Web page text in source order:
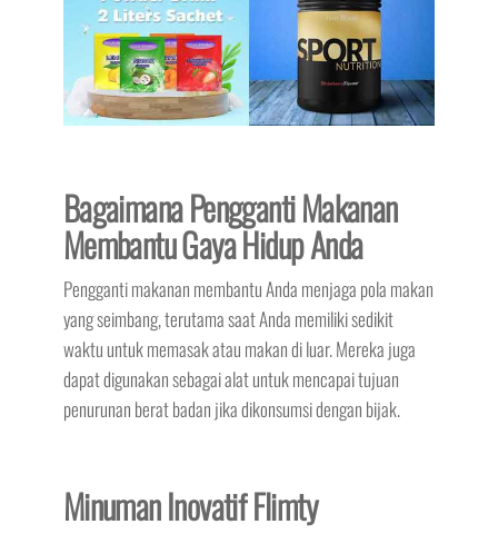
Bagaimana Pengganti Makanan
Membantu Gaya Hidup Anda
Pengganti makanan membantu Anda menjaga pola makan
yang seimbang, terutama saat Anda memiliki sedikit
waktu untuk memasak atau makan di luar. Mereka juga
dapat digunakan sebagai alat untuk mencapai tujuan
penurunan berat badan jika dikonsumsi dengan bijak.
Minuman Inovatif Flimty